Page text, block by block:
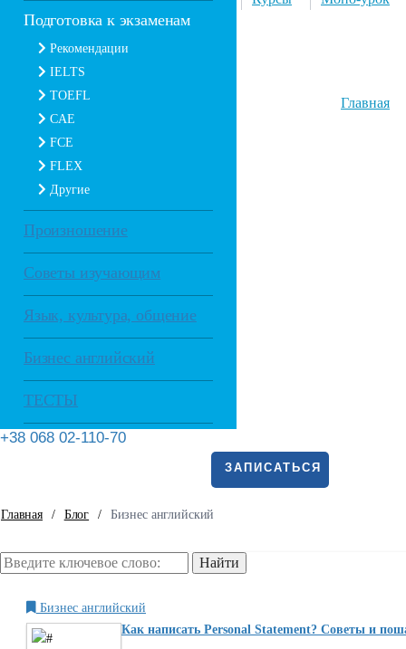
Подготовка к экзаменам
Рекомендации
IELTS
TOEFL
CAE
FCE
FLEX
Другие
Произношение
Советы изучающим
Язык, культура, общение
Бизнес английский
ТЕСТЫ
Главная
+38 068 02-110-70
ЗАПИСАТЬСЯ
Главная / Блог / Бизнес английский
Бизнес английский
Как написать Personal Statement? Советы и